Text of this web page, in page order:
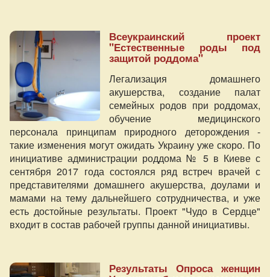
Всеукраинский проект
"Естественные роды под
защитой роддома"
Легализация домашнего
акушерства, создание палат
семейных родов при роддомах,
обучение медицинского
персонала принципам природного деторождения -
такие изменения могут ожидать Украину уже скоро. По
инициативе администрации роддома № 5 в Киеве с
сентября 2017 года состоялся ряд встреч врачей с
представителями домашнего акушерства, доулами и
мамами на тему дальнейшего сотрудничества, и уже
есть достойные результаты. Проект "Чудо в Сердце"
входит в состав рабочей группы данной инициативы.
Результаты Опроса женщин